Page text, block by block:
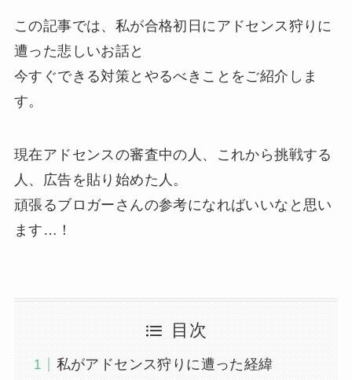
この記事では、私が合格初日にアドセンス狩りに
遭った悲しいお話と
今すぐできる対策とやるべきことをご紹介しま
す。
現在アドセンスの審査中の人、これから挑戦する
人、広告を貼り始めた人。
頑張るブロガーさんの参考になればいいなと思い
ます…！
目次
私がアドセンス狩りに遭った経緯